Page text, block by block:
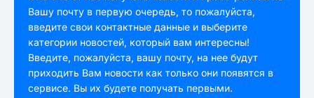
Вашу почту в первую очередь, то пожалуйста,
введите свои контактные данные и выберите
категории новостей, который вам интересны!
Введите, пожалуйста, вашу почту, на нее будут
приходить Вам новости как только они появятся в
сервисе. Вы их будете получать первыми.